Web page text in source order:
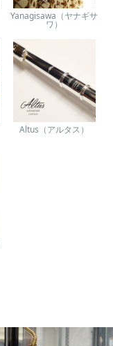
Yanagisawa（ヤナギサ
ワ）
Altus（アルタス）